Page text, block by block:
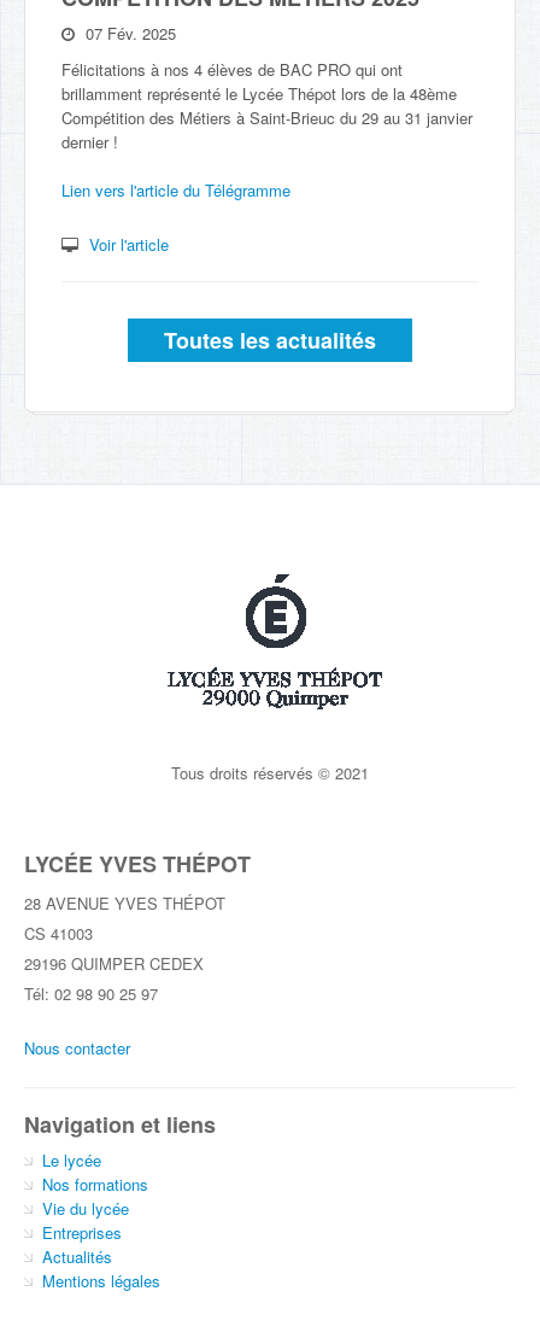
07 Fév. 2025
Félicitations à nos 4 élèves de BAC PRO qui ont
brillamment représenté le Lycée Thépot lors de la 48ème
Compétition des Métiers à Saint-Brieuc du 29 au 31 janvier
dernier !
Lien vers l'article du Télégramme
Voir l'article
Toutes les actualités
Tous droits réservés © 2021
LYCÉE YVES THÉPOT
28 AVENUE YVES THÉPOT
CS 41003
29196 QUIMPER CEDEX
Tél: 02 98 90 25 97
Nous contacter
Navigation et liens
Le lycée
Nos formations
Vie du lycée
Entreprises
Actualités
Mentions légales